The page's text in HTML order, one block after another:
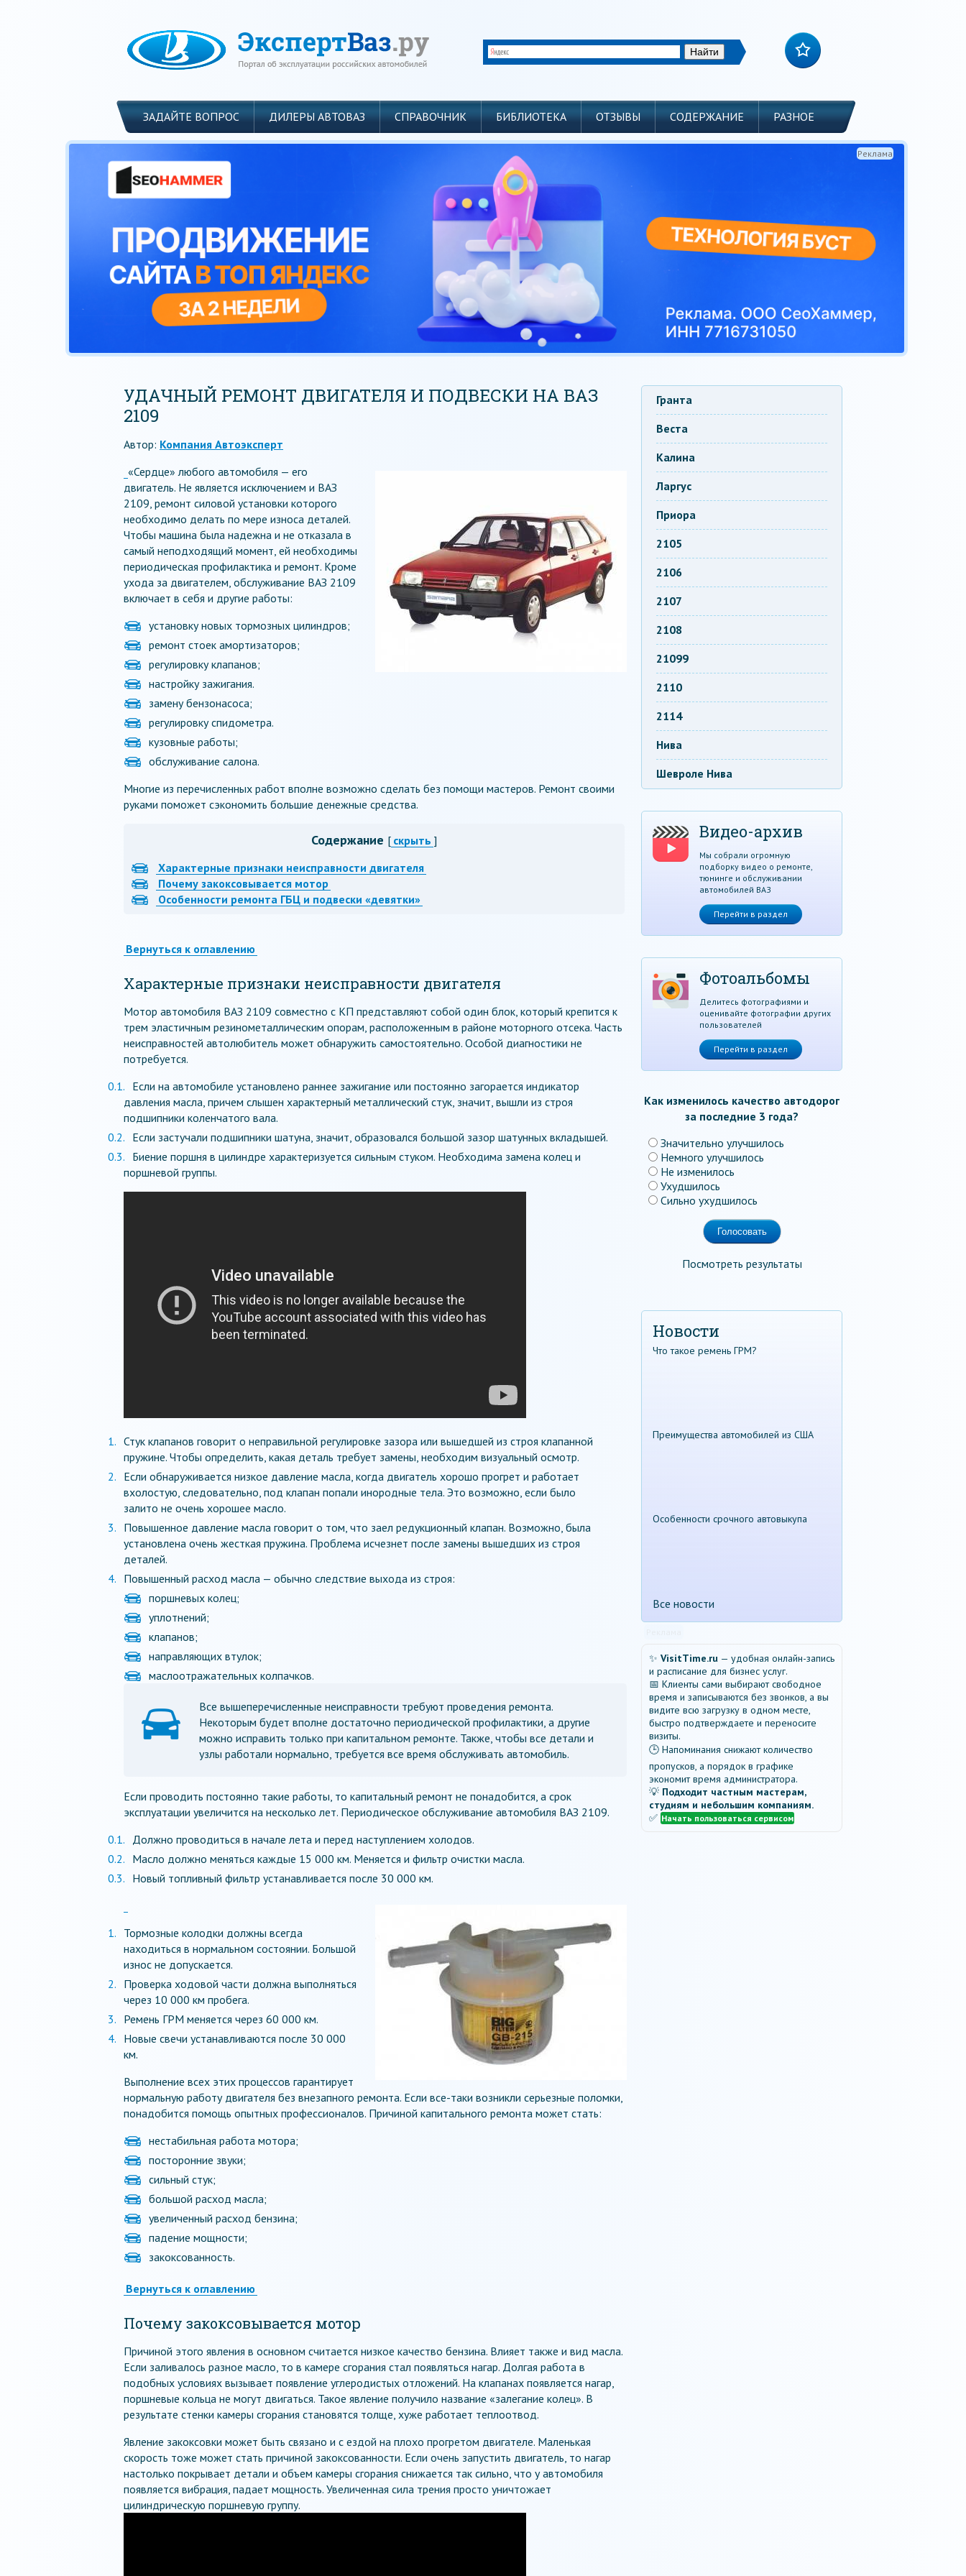
ЗАДАЙТЕ ВОПРОС ДИЛЕРЫ АВТОВАЗ СПРАВОЧНИК БИБЛИОТЕКА ОТЗЫВЫ СОДЕРЖАНИЕ РАЗНОЕ
Реклама
УДАЧНЫЙ РЕМОНТ ДВИГАТЕЛЯ И ПОДВЕСКИ НА ВАЗ
2109
Автор: Компания Автоэксперт
«Сердце» любого автомобиля — его
двигатель. Не является исключением и ВАЗ
2109, ремонт силовой установки которого
необходимо делать по мере износа деталей.
Чтобы машина была надежна и не отказала в
самый неподходящий момент, ей необходимы
периодическая профилактика и ремонт. Кроме
ухода за двигателем, обслуживание ВАЗ 2109
включает в себя и другие работы:
установку новых тормозных цилиндров;
ремонт стоек амортизаторов;
регулировку клапанов;
настройку зажигания.
замену бензонасоса;
регулировку спидометра.
кузовные работы;
обслуживание салона.
Многие из перечисленных работ вполне возможно сделать без помощи мастеров. Ремонт своими
руками поможет сэкономить большие денежные средства.
Содержание [ скрыть ]
Характерные признаки неисправности двигателя
Почему закоксовывается мотор
Особенности ремонта ГБЦ и подвески «девятки»
Вернуться к оглавлению
Характерные признаки неисправности двигателя
Мотор автомобиля ВАЗ 2109 совместно с КП представляют собой один блок, который крепится к
трем эластичным резинометаллическим опорам, расположенным в районе моторного отсека. Часть
неисправностей автолюбитель может обнаружить самостоятельно. Особой диагностики не
потребуется.
Если на автомобиле установлено раннее зажигание или постоянно загорается индикатор
давления масла, причем слышен характерный металлический стук, значит, вышли из строя
подшипники коленчатого вала.
Если застучали подшипники шатуна, значит, образовался большой зазор шатунных вкладышей.
Биение поршня в цилиндре характеризуется сильным стуком. Необходима замена колец и
поршневой группы.
Стук клапанов говорит о неправильной регулировке зазора или вышедшей из строя клапанной
пружине. Чтобы определить, какая деталь требует замены, необходим визуальный осмотр.
Если обнаруживается низкое давление масла, когда двигатель хорошо прогрет и работает
вхолостую, следовательно, под клапан попали инородные тела. Это возможно, если было
залито не очень хорошее масло.
Повышенное давление масла говорит о том, что заел редукционный клапан. Возможно, была
установлена очень жесткая пружина. Проблема исчезнет после замены вышедших из строя
деталей.
Повышенный расход масла — обычно следствие выхода из строя:
поршневых колец;
уплотнений;
клапанов;
направляющих втулок;
маслоотражательных колпачков.
Все вышеперечисленные неисправности требуют проведения ремонта.
Некоторым будет вполне достаточно периодической профилактики, а другие
можно исправить только при капитальном ремонте. Также, чтобы все детали и
узлы работали нормально, требуется все время обслуживать автомобиль.
Если проводить постоянно такие работы, то капитальный ремонт не понадобится, а срок
эксплуатации увеличится на несколько лет. Периодическое обслуживание автомобиля ВАЗ 2109.
Должно проводиться в начале лета и перед наступлением холодов.
Масло должно меняться каждые 15 000 км. Меняется и фильтр очистки масла.
Новый топливный фильтр устанавливается после 30 000 км.
Тормозные колодки должны всегда
находиться в нормальном состоянии. Большой
износ не допускается.
Проверка ходовой части должна выполняться
через 10 000 км пробега.
Ремень ГРМ меняется через 60 000 км.
Новые свечи устанавливаются после 30 000
км.
Выполнение всех этих процессов гарантирует
нормальную работу двигателя без внезапного ремонта. Если все-таки возникли серьезные поломки,
понадобится помощь опытных профессионалов. Причиной капитального ремонта может стать:
нестабильная работа мотора;
посторонние звуки;
сильный стук;
большой расход масла;
увеличенный расход бензина;
падение мощности;
закоксованность.
Вернуться к оглавлению
Почему закоксовывается мотор
Причиной этого явления в основном считается низкое качество бензина. Влияет также и вид масла.
Если заливалось разное масло, то в камере сгорания стал появляться нагар. Долгая работа в
подобных условиях вызывает появление углеродистых отложений. На клапанах появляется нагар,
поршневые кольца не могут двигаться. Такое явление получило название «залегание колец». В
результате стенки камеры сгорания становятся толще, хуже работает теплоотвод.
Явление закоксовки может быть связано и с ездой на плохо прогретом двигателе. Маленькая
скорость тоже может стать причиной закоксованности. Если очень запустить двигатель, то нагар
настолько покрывает детали и объем камеры сгорания снижается так сильно, что у автомобиля
появляется вибрация, падает мощность. Увеличенная сила трения просто уничтожает
цилиндрическую поршневую группу.
Гранта
Веста
Калина
Ларгус
Приора
2105
2106
2107
2108
21099
2110
2114
Нива
Шевроле Нива
Видео-архив
Мы собрали огромную
подборку видео о ремонте,
тюнинге и обслуживании
автомобилей ВАЗ
Перейти в раздел
Фотоальбомы
Делитесь фотографиями и
оценивайте фотографии других
пользователей
Перейти в раздел
Как изменилось качество автодорог
за последние 3 года?
Значительно улучшилось
Немного улучшилось
Не изменилось
Ухудшилось
Сильно ухудшилось
Посмотреть результаты
Новости
Что такое ремень ГРМ?
Преимущества автомобилей из США
Особенности срочного автовыкупа
Все новости
✨ VisitTime.ru — удобная онлайн-запись
и расписание для бизнес услуг.
📅 Клиенты сами выбирают свободное
время и записываются без звонков, а вы
видите всю загрузку в одном месте,
быстро подтверждаете и переносите
визиты.
🕒 Напоминания снижают количество
пропусков, а порядок в графике
экономит время администратора.
💡 Подходит частным мастерам,
студиям и небольшим компаниям.
✅ Начать пользоваться сервисом